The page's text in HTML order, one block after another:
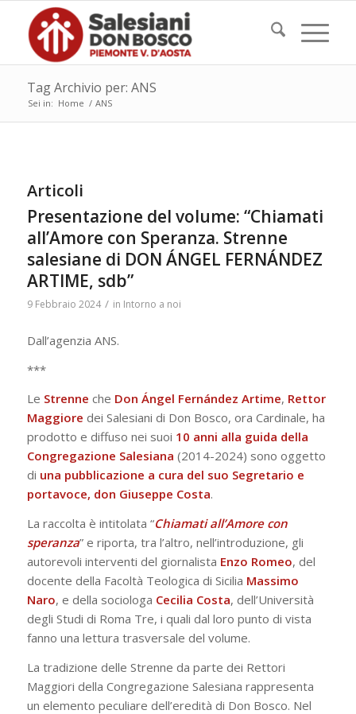
Tag Archivio per: ANS
Sei in: Home / ANS
Articoli
Presentazione del volume: “Chiamati
all’Amore con Speranza. Strenne
salesiane di DON ÁNGEL FERNÁNDEZ
ARTIME, sdb”
9 Febbraio 2024 / in Intorno a noi
Dall’agenzia ANS.
***
Le Strenne che Don Ángel Fernández Artime, Rettor
Maggiore dei Salesiani di Don Bosco, ora Cardinale, ha
prodotto e diffuso nei suoi 10 anni alla guida della
Congregazione Salesiana (2014-2024) sono oggetto
di una pubblicazione a cura del suo Segretario e
portavoce, don Giuseppe Costa.
La raccolta è intitolata “Chiamati all’Amore con
speranza” e riporta, tra l’altro, nell’introduzione, gli
autorevoli interventi del giornalista Enzo Romeo, del
docente della Facoltà Teologica di Sicilia Massimo
Naro, e della sociologa Cecilia Costa, dell’Università
degli Studi di Roma Tre, i quali dal loro punto di vista
fanno una lettura trasversale del volume.
La tradizione delle Strenne da parte dei Rettori
Maggiori della Congregazione Salesiana rappresenta
un elemento peculiare dell’eredità di Don Bosco. Nel